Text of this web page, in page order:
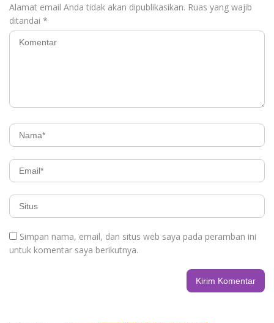
Alamat email Anda tidak akan dipublikasikan. Ruas yang wajib
ditandai *
Simpan nama, email, dan situs web saya pada peramban ini
untuk komentar saya berikutnya.